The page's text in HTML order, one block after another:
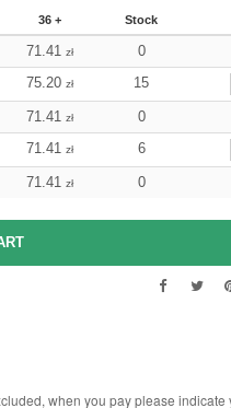
36 + Stock
71.41 zł
0
75.20 zł 15
71.41 zł
0
71.41 zł 6
71.41 zł 0
when you pay please indicate